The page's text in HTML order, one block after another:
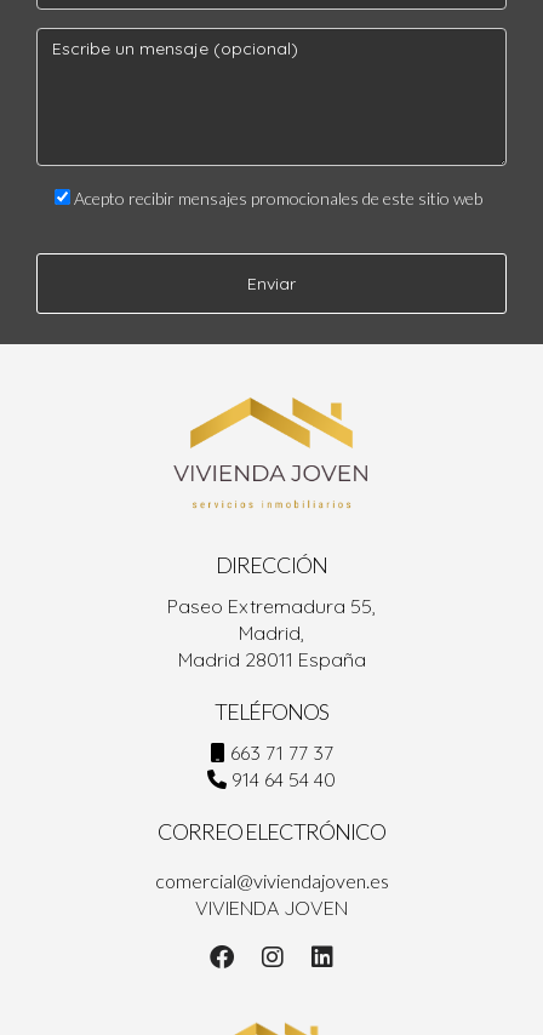
Acepto recibir mensajes promocionales de este sitio web
Enviar
DIRECCIÓN
Paseo Extremadura 55,
Madrid,
Madrid 28011 España
TELÉFONOS
663 71 77 37
914 64 54 40
CORREO ELECTRÓNICO
comercial@viviendajoven.es
VIVIENDA JOVEN